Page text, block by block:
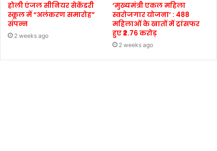
होली एंजल सीनियर सेकेंडरी
स्कूल में “अलंकरण समारोह”
संपन्न
2 weeks ago
‘मुख्यमंत्री एकल महिला
स्वरोजगार योजना’ : 488
महिलाओं के खातों में ट्रांसफर
हुए ₹2.76 करोड़
2 weeks ago